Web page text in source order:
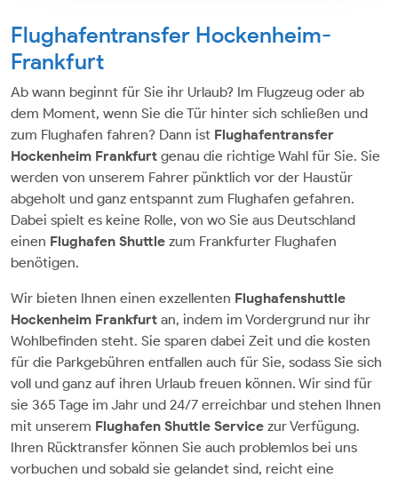
Flughafentransfer Hockenheim-
Frankfurt
Ab wann beginnt für Sie ihr Urlaub? Im Flugzeug oder ab
dem Moment, wenn Sie die Tür hinter sich schließen und
zum Flughafen fahren? Dann ist Flughafentransfer
Hockenheim Frankfurt genau die richtige Wahl für Sie. Sie
werden von unserem Fahrer pünktlich vor der Haustür
abgeholt und ganz entspannt zum Flughafen gefahren.
Dabei spielt es keine Rolle, von wo Sie aus Deutschland
einen Flughafen Shuttle zum Frankfurter Flughafen
benötigen.
Wir bieten Ihnen einen exzellenten Flughafenshuttle
Hockenheim Frankfurt an, indem im Vordergrund nur ihr
Wohlbefinden steht. Sie sparen dabei Zeit und die kosten
für die Parkgebühren entfallen auch für Sie, sodass Sie sich
voll und ganz auf ihren Urlaub freuen können. Wir sind für
sie 365 Tage im Jahr und 24/7 erreichbar und stehen Ihnen
mit unserem Flughafen Shuttle Service zur Verfügung.
Ihren Rücktransfer können Sie auch problemlos bei uns
vorbuchen und sobald sie gelandet sind, reicht eine